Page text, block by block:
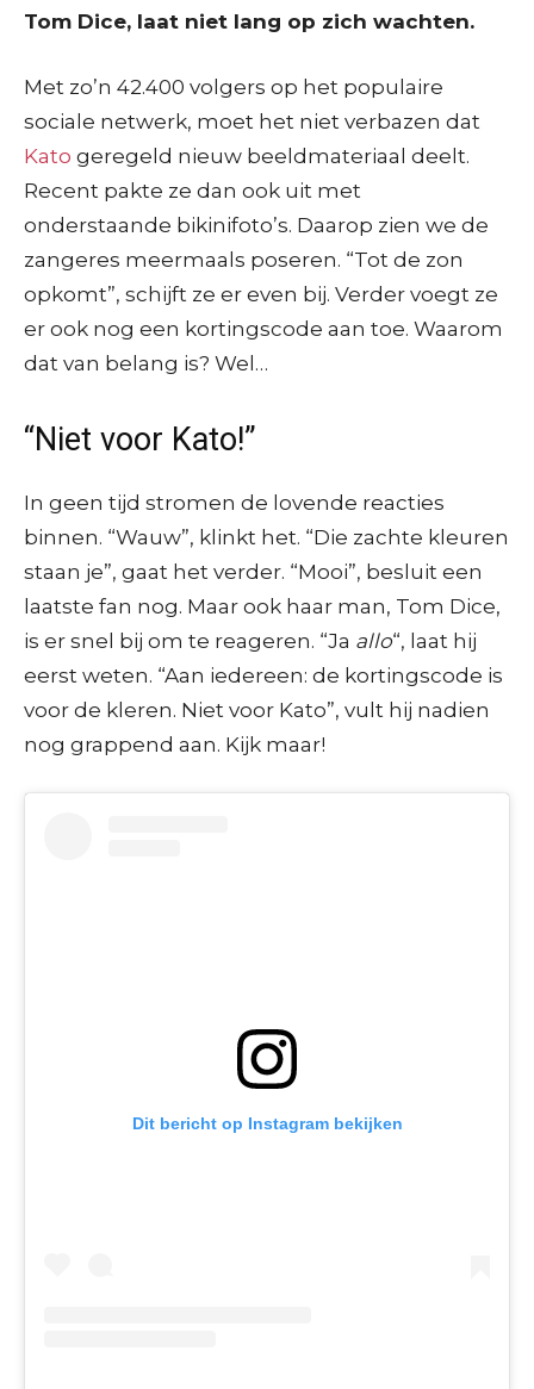
Tom Dice, laat niet lang op zich wachten.
Met zo’n 42.400 volgers op het populaire
sociale netwerk, moet het niet verbazen dat
Kato geregeld nieuw beeldmateriaal deelt.
Recent pakte ze dan ook uit met
onderstaande bikinifoto’s. Daarop zien we de
zangeres meermaals poseren. “Tot de zon
opkomt”, schijft ze er even bij. Verder voegt ze
er ook nog een kortingscode aan toe. Waarom
dat van belang is? Wel…
“Niet voor Kato!”
In geen tijd stromen de lovende reacties
binnen. “Wauw”, klinkt het. “Die zachte kleuren
staan je”, gaat het verder. “Mooi”, besluit een
laatste fan nog. Maar ook haar man, Tom Dice,
is er snel bij om te reageren. “Ja allo“, laat hij
eerst weten. “Aan iedereen: de kortingscode is
voor de kleren. Niet voor Kato”, vult hij nadien
nog grappend aan. Kijk maar!
Dit bericht op Instagram bekijken